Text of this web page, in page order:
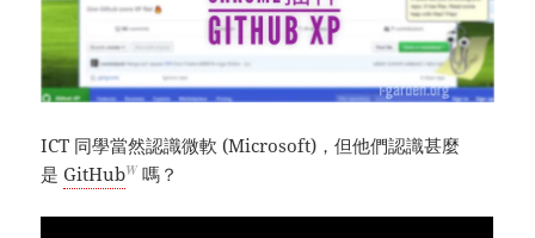
ICT 同學當然認識微軟 (Microsoft)，但他們認識甚麼
是GitHubW 嗎？